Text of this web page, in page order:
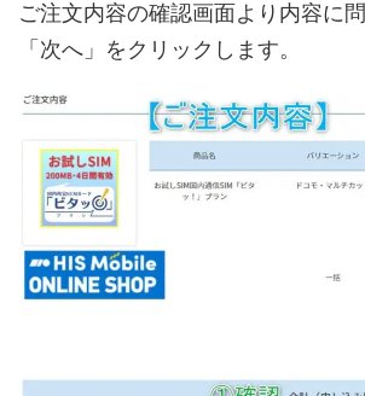
ご注文内容の確認画面より内容に
「次へ」をクリックします。